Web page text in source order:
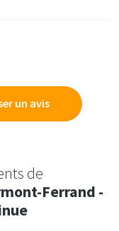
un avis
de
Ferrand -